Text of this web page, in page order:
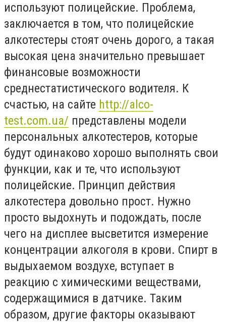
используют полицейские. Проблема,
заключается в том, что полицейские
алкотестеры стоят очень дорого, а такая
высокая цена значительно превышает
финансовые возможности
среднестатистического водителя. К
счастью, на сайте http://alco-
test.com.ua/ представлены модели
персональных алкотестеров, которые
будут одинаково хорошо выполнять свои
функции, как и те, что используют
полицейские. Принцип действия
алкотестера довольно прост. Нужно
просто выдохнуть и подождать, после
чего на дисплее высветится измерение
концентрации алкоголя в крови. Спирт в
выдыхаемом воздухе, вступает в
реакцию с химическими веществами,
содержащимися в датчике. Таким
образом, другие факторы оказывают